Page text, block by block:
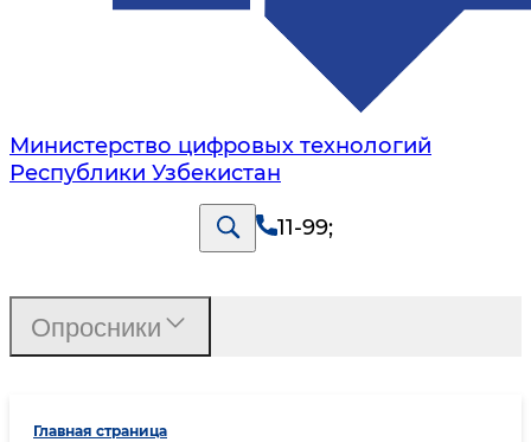
Министерство цифровых технологий
Республики Узбекистан
11-99;
Главная страница
Опросники